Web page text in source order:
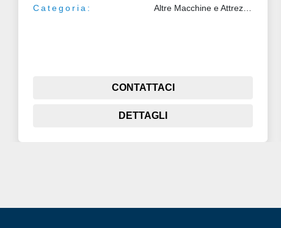
Categoria:
CONTATTACI
DETTAGLI